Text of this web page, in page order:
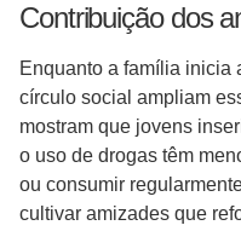
Contribuição dos
Enquanto a família inicia
círculo social ampliam
mostram que jovens
o uso de drogas têm
ou consumir
cultivar amizades que